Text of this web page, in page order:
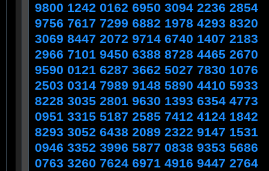
9800 1242 0162 6950 3094 2236 2854
9756 7617 7299 6882 1978 4293 8320
3069 8447 2072 9714 6740 1407 2183
2966 7101 9450 6388 8728 4465 2670
9590 0121 6287 3662 5027 7830 1076
2503 0314 7989 9148 5890 4410 5933
8228 3035 2801 9630 1393 6354 4773
0951 3315 5187 2585 7412 4124 1842
8293 3052 6438 2089 2322 9147 1531
0946 3352 3996 5877 0838 9353 5686
0763 3260 7624 6971 4916 9447 2764